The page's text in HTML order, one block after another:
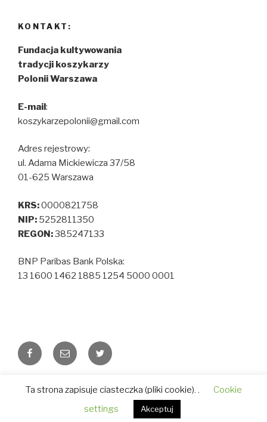
KONTAKT:
Fundacja kultywowania
tradycji koszykarzy
Polonii Warszawa
E-mail:
koszykarzepolonii@gmail.com
Adres rejestrowy:
ul. Adama Mickiewicza 37/58
01-625 Warszawa
KRS:0000821758
NIP: 5252811350
REGON:385247133
BNP Paribas Bank Polska:
13 1600 1462 1885 1254 5000 0001
FacebookEmail Twitter
Polityka prywatności
Dumnie wspierane przez
Ta strona zapisuje ciasteczka (pliki cookie). .
Cookie
settings
Akceptuj